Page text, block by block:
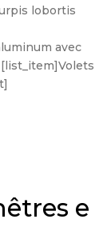
lobortis
avec
e